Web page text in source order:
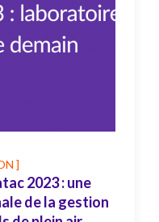
]
2023 : une
de la gestion